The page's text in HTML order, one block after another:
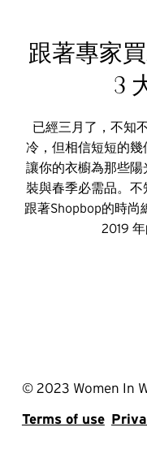
跟著專家
3
已經三月了，不知
冷，但相信短短的
讓你的衣櫥為那些
裝與春季必需品。不
跟著Shopbop的時
2019
© 2023 Women In
Terms of use